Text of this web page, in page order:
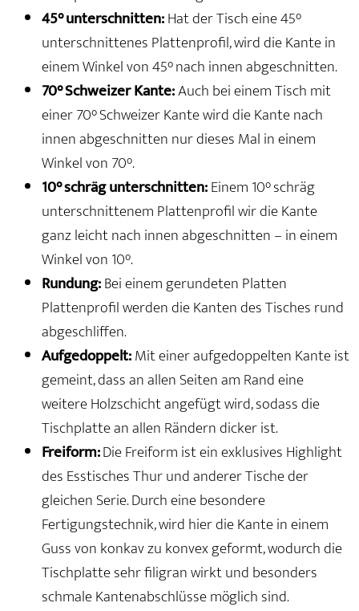
45° unterschnitten:Hat der Tisch eine 45°
unterschnittenes Plattenprofil, wird die Kante in
einem Winkel von 45° nach innen abgeschnitten.
70° Schweizer Kante:Auch bei einem Tisch mit
einer 70° Schweizer Kante wird die Kante nach
innen abgeschnitten nur dieses Mal in einem
Winkel von 70°.
10° schräg unterschnitten:Einem 10° schräg
unterschnittenem Plattenprofil wir die Kante
ganz leicht nach innen abgeschnitten – in einem
Winkel von 10°.
Rundung:Bei einem gerundeten Platten
Plattenprofil werden die Kanten des Tisches rund
abgeschliffen.
Aufgedoppelt:Mit einer aufgedoppelten Kante ist
gemeint, dass an allen Seiten am Rand eine
weitere Holzschicht angefügt wird, sodass die
Tischplatte an allen Rändern dicker ist.
Freiform:Die Freiform ist ein exklusives Highlight
des Esstisches Thur und anderer Tische der
gleichen Serie. Durch eine besondere
Fertigungstechnik, wird hier die Kante in einem
Guss von konkav zu konvex geformt, wodurch die
Tischplatte sehr filigran wirkt und besonders
schmale Kantenabschlüsse möglich sind.